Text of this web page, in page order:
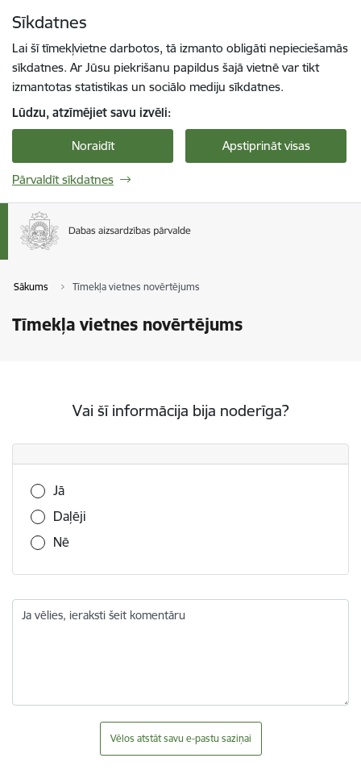
Sīkdatnes
Lai šī tīmekļvietne darbotos, tā izmanto obligāti nepieciešamās
sīkdatnes. Ar Jūsu piekrišanu papildus šajā vietnē var tikt
izmantotas statistikas un sociālo mediju sīkdatnes.
Lūdzu, atzīmējiet savu izvēli:
Noraidīt Apstiprināt visas
Pārvaldīt sīkdatnes
Sākums Tīmekļa vietnes novērtējums
Tīmekļa vietnes novērtējums
Vai šī informācija bija noderīga?
Vai šī informācija bija noderīga?
Jā
Daļēji
Nē
Ja vēlies, ieraksti šeit komentāru
Vēlos atstāt savu e-pastu saziņai